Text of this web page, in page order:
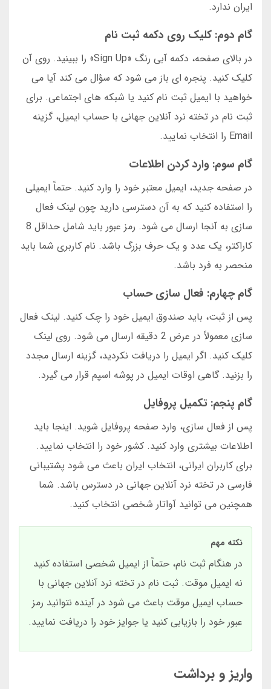
ایران ندارد.
گام دوم: کلیک روی دکمه ثبت نام
در بالای صفحه، دکمه آبی رنگ «Sign Up» را ببینید. روی آن
کلیک کنید. پنجره ای باز می شود که سؤال می کند آیا می
خواهید با ایمیل ثبت نام کنید یا شبکه های اجتماعی. برای
ثبت نام در تخته نرد آنلاین جهانی با حساب ایمیل، گزینه
Email را انتخاب نمایید.
گام سوم: وارد کردن اطلاعات
در صفحه جدید، ایمیل معتبر خود را وارد کنید. حتماً ایمیلی
را استفاده کنید که به آن دسترسی دارید چون لینک فعال
سازی به آنجا ارسال می شود. رمز عبور باید شامل حداقل 8
کاراکتر، یک عدد و یک حرف بزرگ باشد. نام کاربری شما باید
منحصر به فرد باشد.
گام چهارم: فعال سازی حساب
پس از ثبت، باید صندوق ایمیل خود را چک کنید. لینک فعال
سازی معمولاً در عرض 2 دقیقه ارسال می شود. روی لینک
کلیک کنید. اگر ایمیل را دریافت نکردید، گزینه ارسال مجدد
را بزنید. گاهی اوقات ایمیل در پوشه اسپم قرار می گیرد.
گام پنجم: تکمیل پروفایل
پس از فعال سازی، وارد صفحه پروفایل شوید. اینجا باید
اطلاعات بیشتری وارد کنید. کشور خود را انتخاب نمایید.
برای کاربران ایرانی، انتخاب ایران باعث می شود پشتیبانی
فارسی در تخته نرد آنلاین جهانی در دسترس باشد. شما
همچنین می توانید آواتار شخصی انتخاب کنید.
نکته مهم
در هنگام ثبت نام، حتماً از ایمیل شخصی استفاده کنید
نه ایمیل موقت. ثبت نام در تخته نرد آنلاین جهانی با
حساب ایمیل موقت باعث می شود در آینده نتوانید رمز
عبور خود را بازیابی کنید یا جوایز خود را دریافت نمایید.
واریز و برداشت